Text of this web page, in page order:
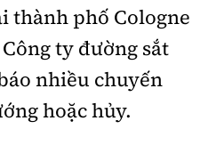
thành phố Cologne
ty đường sắt
nhiều chuyến
hoặc hủy.